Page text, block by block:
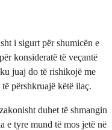
i sigurt për shumicën e
konsideratë të veçantë
juaj do të rishikojë me
përshkruajë këtë ilaç.
duhet të shmangin
e tyre mund të mos jetë në